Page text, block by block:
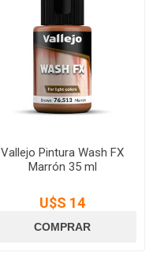
Vallejo Pintura Wash FX
Marrón 35 ml
U$S 14